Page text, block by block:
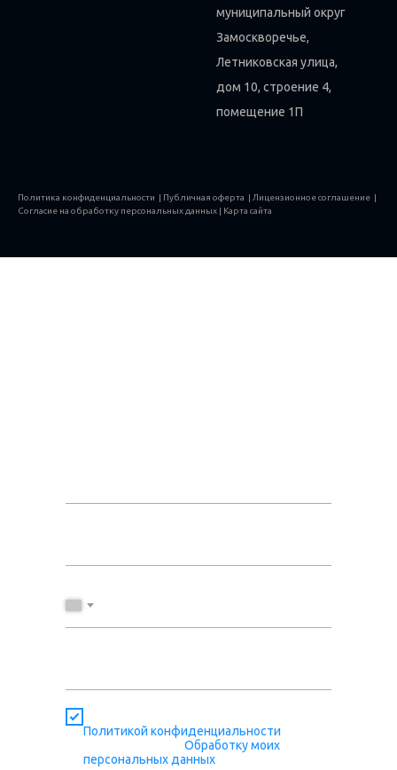
муниципальный округ
Замоскворечье,
Летниковская улица,
дом 10, строение 4,
помещение 1П
Политика конфиденциальности | Публичная оферта | Лицензионное соглашение |
Согласие на обработку персональных данных | Карта сайта
Политикой конфиденциальности
Обработку моих
персональных данных